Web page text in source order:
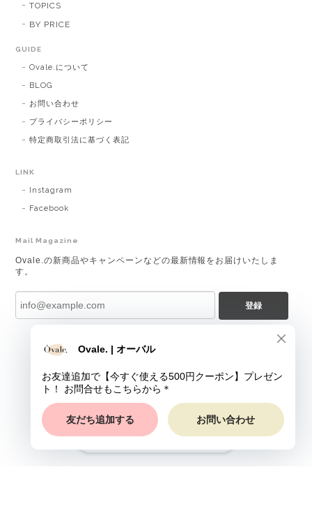
TOPICS
BY PRICE
GUIDE
Ovale.について
BLOG
お問い合わせ
プライバシーポリシー
特定商取引法に基づく表記
LINK
Instagram
Facebook
Mail Magazine
Ovale.の新商品やキャンペーンなどの最新情報をお届けいたしま
す。
登録
ショップに質問する